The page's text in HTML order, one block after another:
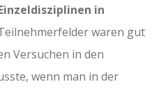
in
waren gut
Versuchen in den
wenn man in der